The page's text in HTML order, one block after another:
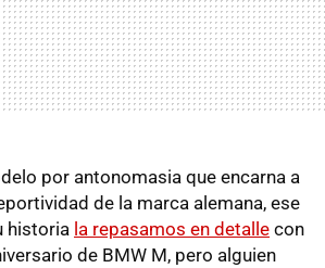
por antonomasia que encarna a
de la marca alemana, ese
historia la repasamos en detalle con
de BMW M, pero alguien